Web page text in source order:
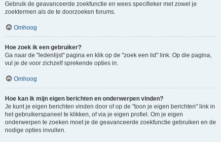
Gebruik de geavanceerde zoekfunctie en wees specifieker met zowel je
zoektermen als de te doorzoeken forums.
Omhoog
Hoe zoek ik een gebruiker?
Ga naar de "ledenlijst" pagina en klik op de "zoek een lid" link. Op die pagina,
vul je de voor zichzelf sprekende opties in.
Omhoog
Hoe kan ik mijn eigen berichten en onderwerpen vinden?
Je kunt je eigen berichten vinden door of op de "toon je eigen berichten" link in
het gebruikerspaneel te klikken, of via je eigen profiel. Om je eigen
onderwerpen te zoeken moet je de geavanceerde zoekfunctie gebruiken en de
nodige opties invullen.